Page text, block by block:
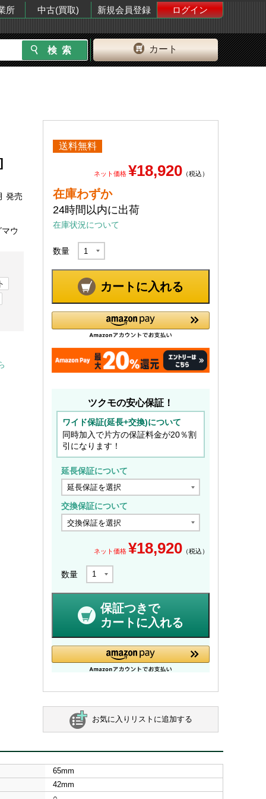
所 中古(買取) 新規会員登録 ログイン
カート
発売
ウ
送料無料
ネット価格 ¥18,920 （税込）
在庫わずか
24時間以内に出荷
在庫状況について
数量
カートに入れる
ツクモの安心保証！
ワイド保証(延長+交換)について
同時加入で片方の保証料金が20％割
引になります！
延長保証について
交換保証について
ネット価格 ¥18,920 （税込）
数量
保証つきで
カートに入れる
お気に入りリストに追加する
65mm
42mm